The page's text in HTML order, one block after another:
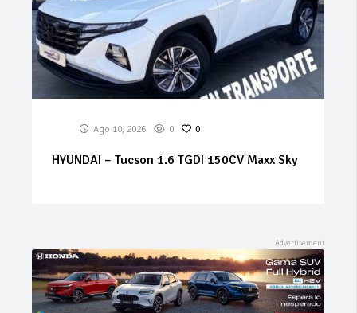
150CV Maxx Sky
RENAULT Kangoo 1.5 BlueDCI